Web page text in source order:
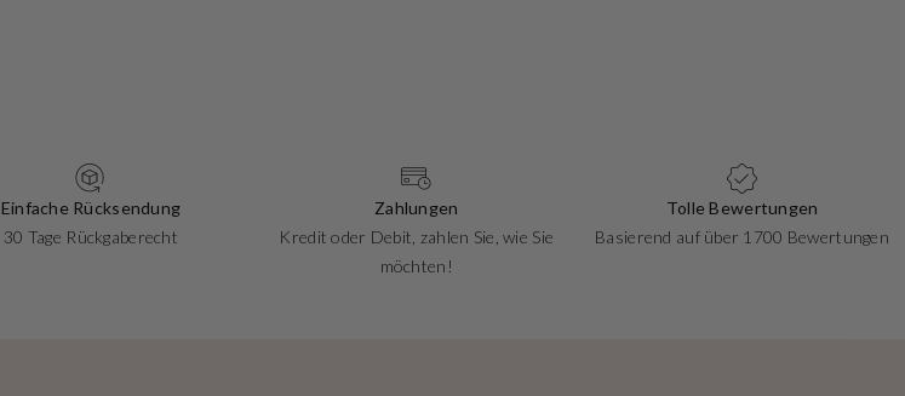
Einfache Rücksendung
30 Tage Rückgaberecht
Zahlungen
Kredit oder Debit, zahlen Sie, wie Sie
möchten!
Tolle Bewertungen
Basierend auf über 1700 Bewertungen